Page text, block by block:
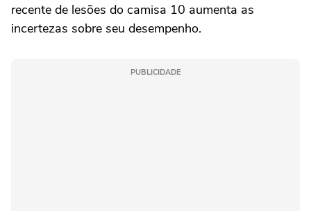
recente de lesões do camisa 10 aumenta as
incertezas sobre seu desempenho.
PUBLICIDADE